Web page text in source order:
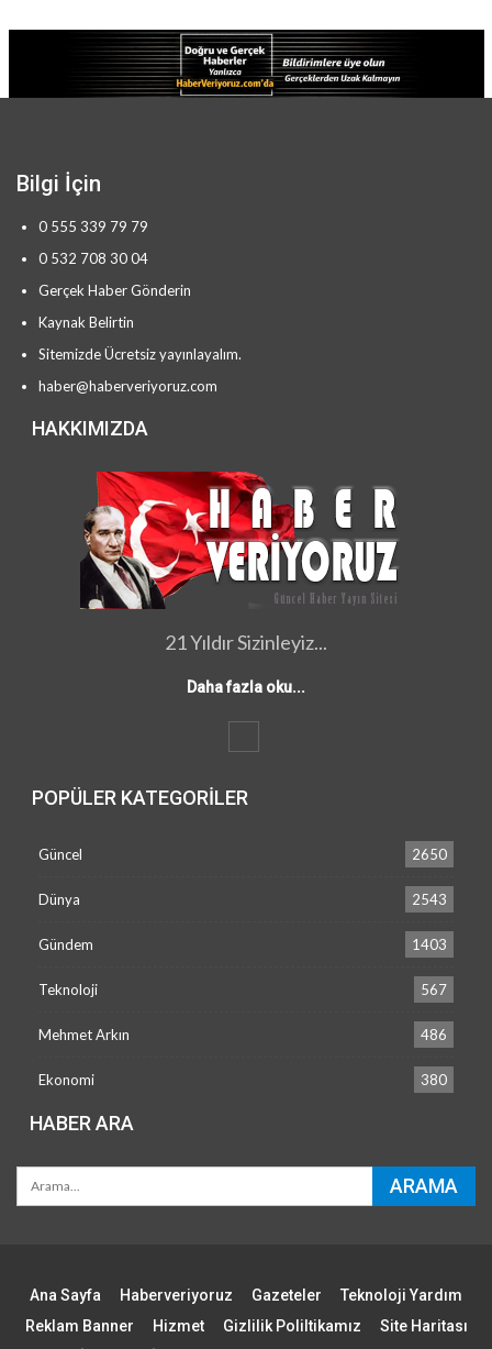
Bilgi İçin
0 555 339 79 79
0 532 708 30 04
Gerçek Haber Gönderin
Kaynak Belirtin
Sitemizde Ücretsiz yayınlayalım.
haber@haberveriyoruz.com
HAKKIMIZDA
21 Yıldır Sizinleyiz...
Daha fazla oku...
POPÜLER KATEGORILER
Güncel 2650
Dünya 2543
Gündem 1403
Teknoloji 567
Mehmet Arkın 486
Ekonomi 380
HABER ARA
Ana Sayfa Haberveriyoruz Gazeteler
Teknoloji Yardım
Reklam Banner
Hizmet Gizlilik Poliltikamız
Site Haritası